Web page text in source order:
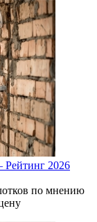
Рейтинг 2026
по мнению